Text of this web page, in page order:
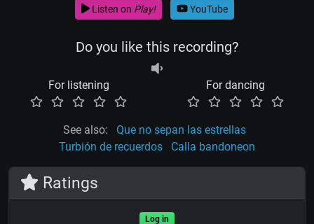
Listen on Play! YouTube
Do you like this recording?
For listening For dancing
See also:
Que no sepan las estrellas
Turbión de recuerdos
Calla bandoneon
Ratings
Log in